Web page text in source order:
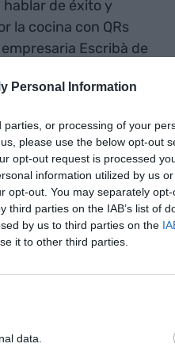
Personal Information
or processing of your
please use the below opt-out
opt-out request is processed
information utilized by us
opt-out. You may separately
parties on the IAB’s list of
by us to third parties on the
it to other third parties.
data.
de éxito y
la cocina con QRs
Escribà de
del
de cocinar la
y hemos
de hecho, hemos
porque es un
va ligada con la
pandemia, teníamos